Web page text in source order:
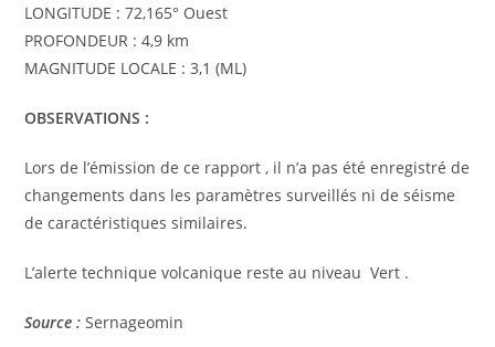
LONGITUDE : 72,165° Ouest
PROFONDEUR : 4,9 km
MAGNITUDE LOCALE : 3,1 (ML)
OBSERVATIONS :
Lors de l’émission de ce rapport , il n’a pas été enregistré de
changements dans les paramètres surveillés ni de séisme
de caractéristiques similaires.
L’alerte technique volcanique reste au niveau Vert .
Source : Sernageomin